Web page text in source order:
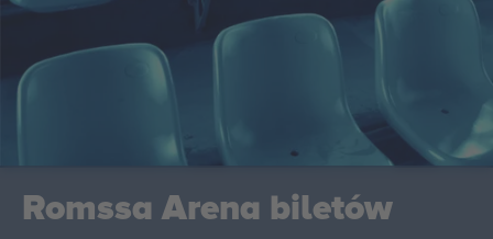
Romssa Arena biletów